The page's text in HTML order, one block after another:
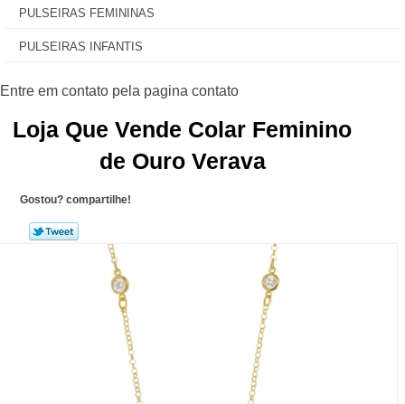
PULSEIRAS FEMININAS
PULSEIRAS INFANTIS
Loja Que Vende Colar Feminino
de Ouro Verava
Gostou? compartilhe!